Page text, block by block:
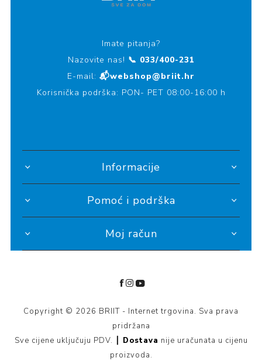
Imate pitanja?
Nazovite nas! 📞 033/400-231
E-mail: 📬webshop@briit.hr
Korisnička podrška: PON- PET 08:00-16:00 h
Informacije
Pomoć i podrška
Moj račun
Copyright © 2026 BRIIT - Internet trgovina. Sva prava
pridržana
Sve cijene uključuju PDV. ┃ Dostava nije uračunata u cijenu
proizvoda.